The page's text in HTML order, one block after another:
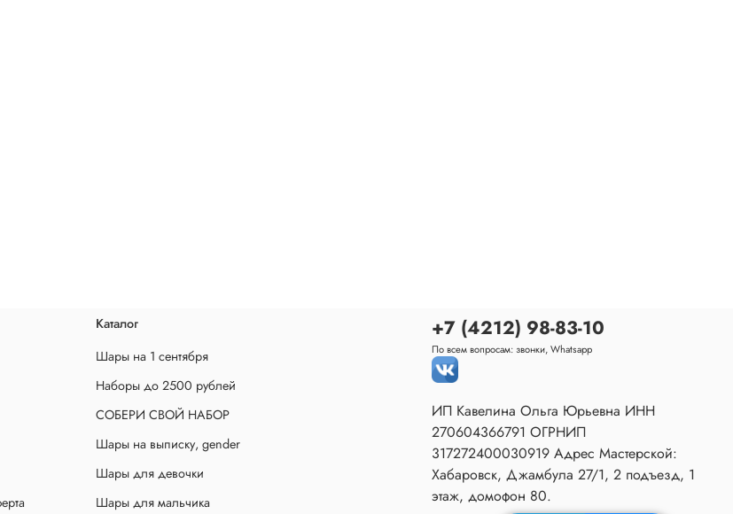
Каталог
Шары на 1 сентября
Наборы до 2500 рублей
СОБЕРИ СВОЙ НАБОР
Шары на выписку, gender
Шары для девочки
Шары для мальчика
+7 (4212) 98-83-10
По всем вопросам: звонки, Whatsapp
ИП Кавелина Ольга Юрьевна ИНН
270604366791 ОГРНИП
317272400030919 Адрес Мастерской:
Хабаровск, Джамбула 27/1, 2 подъезд, 1
этаж, домофон 80.